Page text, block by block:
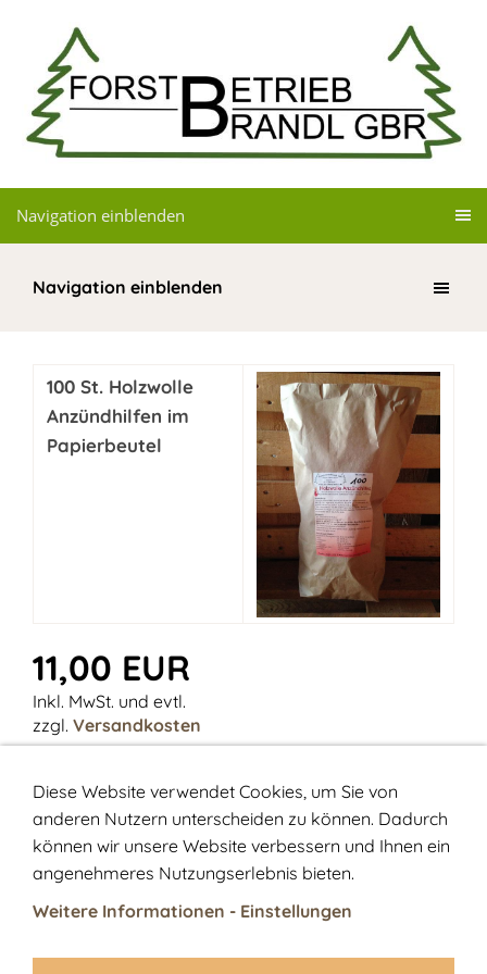
Navigation einblenden
Navigation einblenden
100 St. Holzwolle
Anzündhilfen im
Papierbeutel
11,00 EUR
Inkl. MwSt. und evtl.
zzgl. Versandkosten
IN DEN WARENKORB
Diese Website verwendet Cookies, um Sie von
anderen Nutzern unterscheiden zu können. Dadurch
können wir unsere Website verbessern und Ihnen ein
angenehmeres Nutzungserlebnis bieten.
Weitere Informationen - Einstellungen